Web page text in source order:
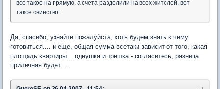
все такое на прямую, а счета разделили на всех жителей, вот
такое свинство.
Да, спасибо, узнайте пожалуйста, хоть будем знать к чему
готовиться.... и еще, общая сумма всетаки зависит от того, какая
площадь квартиры....однушка и трешка - согласитесь, разница
приличная будет....